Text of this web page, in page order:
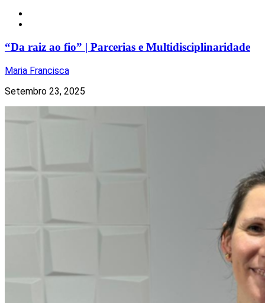
“Da raiz ao fio” | Parcerias e Multidisciplinaridade
Maria Francisca
Setembro 23, 2025